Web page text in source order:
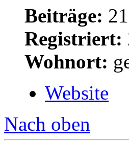
Beiträge:
Registriert:
Wohnort:
Website
Nach oben